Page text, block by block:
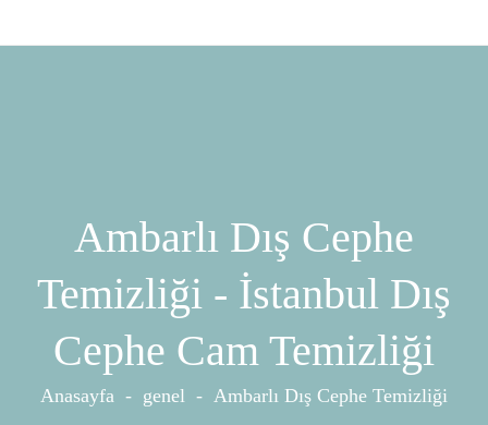
Ambarlı Dış Cephe
Temizliği - İstanbul Dış
Cephe Cam Temizliği
Anasayfa - genel - Ambarlı Dış Cephe Temizliği